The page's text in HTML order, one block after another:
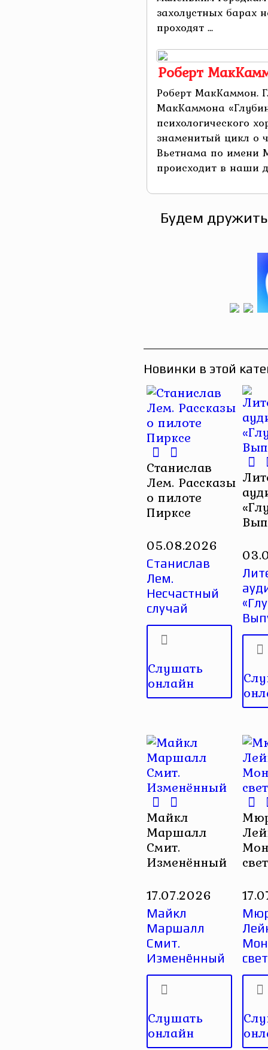
захолустных барах
проходят ...
Роберт
Роберт МакКаммон.
МакКаммона
психологического
знаменитый цикл о
Вьетнама по имени
происходит в наши
Будем
Новинки в этой
Станислав
Лем. Рассказы
о пилоте
Пирксе
05.08.2026
Станислав
Лем.
Несчастный
случай
Слушать
онлайн
Майкл
Маршалл
Смит.
Изменённый
17.07.2026
Майкл
Маршалл
Смит.
Изменённый
Слушать
онлайн